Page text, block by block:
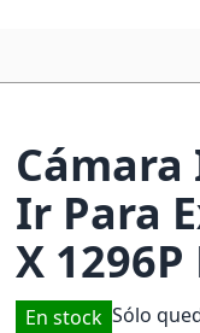
Ir Para
X
En stock Sólo